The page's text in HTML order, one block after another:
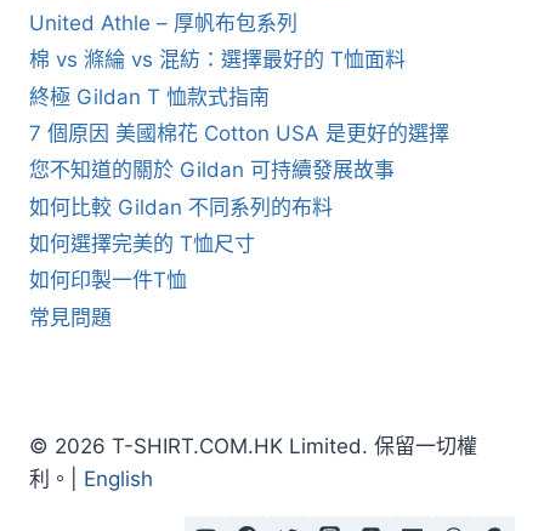
United Athle – 厚帆布包系列
棉 vs 滌綸 vs 混紡：選擇最好的 T恤面料
終極 Gildan T 恤款式指南
7 個原因 美國棉花 Cotton USA 是更好的選擇
您不知道的關於 Gildan 可持續發展故事
如何比較 Gildan 不同系列的布料
如何選擇完美的 T恤尺寸
如何印製一件T恤
常見問題
© 2026 T-SHIRT.COM.HK Limited. 保留一切權
利。| English